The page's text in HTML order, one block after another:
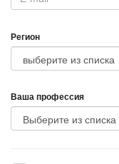
Регион
аша профессия